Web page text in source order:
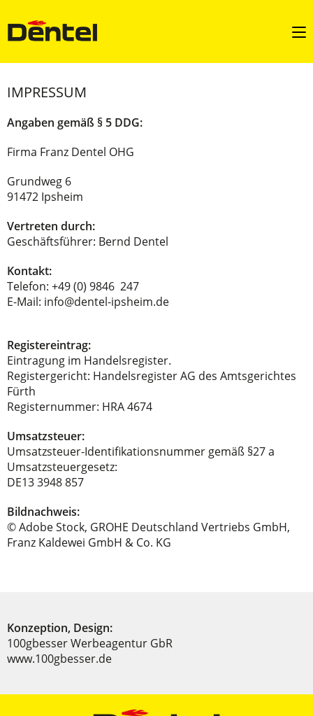
IMPRESSUM
Angaben gemäß § 5 DDG:
Firma Franz Dentel OHG
Grundweg 6
91472 Ipsheim
Vertreten durch:
Geschäftsführer: Bernd Dentel
Kontakt:
Telefon: +49 (0) 9846 247
E-Mail: info@dentel-ipsheim.de
Registereintrag:
Eintragung im Handelsregister.
Registergericht: Handelsregister AG des Amtsgerichtes
Fürth
Registernummer: HRA 4674
Umsatzsteuer:
Umsatzsteuer-Identifikationsnummer gemäß §27 a
Umsatzsteuergesetz:
DE13 3948 857
Bildnachweis:
© Adobe Stock, GROHE Deutschland Vertriebs GmbH,
Franz Kaldewei GmbH & Co. KG
Konzeption, Design:
100gbesser Werbeagentur GbR
www.100gbesser.de